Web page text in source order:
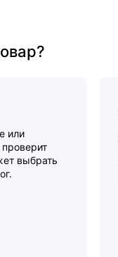
или
выбрать